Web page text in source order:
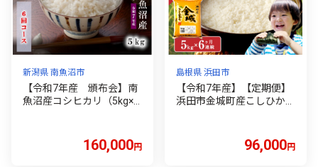
年 美味しい
新潟県 南魚沼市
【令和7年産 頒布会】南
魚沼産コシヒカリ（5kg×
ド米 精米 こしひかり コシ
ヒカリ魚沼産 新潟米 新潟
160,000円
島根県 浜田市
【令和7年産】【定期便】
浜田市金城町産こしひかり
寄せ 特産 米 お米 精米 白
米 玄米 ごはん ご飯 コメ
96,000円